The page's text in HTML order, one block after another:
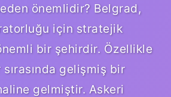
önemlidir? Belgrad,
için stratejik
bir şehirdir. Özellikle
gelişmiş bir
gelmiştir. Askeri